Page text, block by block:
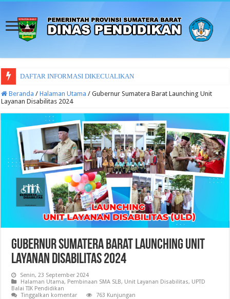
LAPORAN
Beranda / Halaman Utama / Gubernur Sumatera Barat Launching Unit
Layanan Disabilitas 2024
Gubernur Sumatera Barat Launching Unit
Layanan Disabilitas 2024
Senin, 23 September 2024
Halaman Utama, Pembinaan SMA SLB, Unit Layanan Disabilitas, UPTD
Balai TIK Pendidikan
Tinggalkan komentar
763 Kunjungan